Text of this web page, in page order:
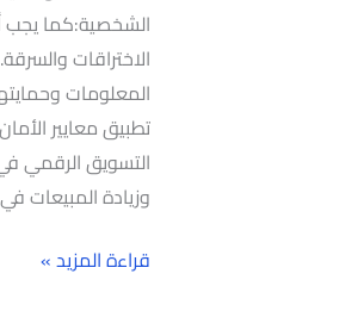
الشخصية:كما يجب
المعلومات
التسويق الرقمي
وزيادة المبيعات
قراءة المزيد »